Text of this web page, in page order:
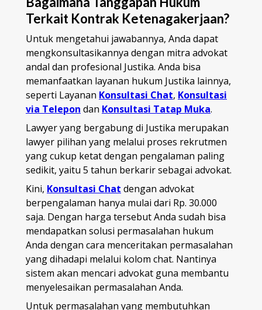
Terkait Kontrak Ketenagakerjaan?
Untuk mengetahui jawabannya, Anda dapat
mengkonsultasikannya dengan mitra advokat
andal dan profesional Justika. Anda bisa
memanfaatkan layanan hukum Justika lainnya,
seperti Layanan Konsultasi Chat, Konsultasi
via Telepon dan Konsultasi Tatap Muka.
Lawyer yang bergabung di Justika merupakan
lawyer pilihan yang melalui proses rekrutmen
yang cukup ketat dengan pengalaman paling
sedikit, yaitu 5 tahun berkarir sebagai advokat.
Kini, Konsultasi Chat dengan advokat
berpengalaman hanya mulai dari Rp. 30.000
saja. Dengan harga tersebut Anda sudah bisa
mendapatkan solusi permasalahan hukum
Anda dengan cara menceritakan permasalahan
yang dihadapi melalui kolom chat. Nantinya
sistem akan mencari advokat guna membantu
menyelesaikan permasalahan Anda.
Untuk permasalahan yang membutuhkan